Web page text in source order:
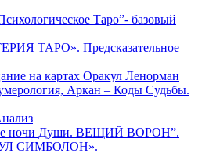
Таро”- базовый
ТАРО». Предсказательное
на картах Оракул Ленорман
Аркан – Коды Судьбы.
ночи Души. ВЕЩИЙ ВОРОН”.
СИМБОЛОН».